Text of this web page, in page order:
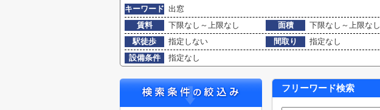
キーワード 出窓
賃料
下限なし～上限なし 面積 下限なし～上限なし
駅徒歩
指定しない 間取り
指定なし
設備条件
指定なし
フリーワード検索